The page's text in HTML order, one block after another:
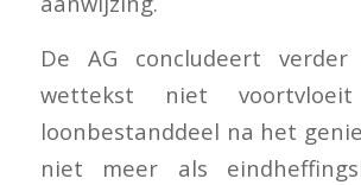
De AG concludeert
wettekst niet
loonbestanddeel na het
niet meer als